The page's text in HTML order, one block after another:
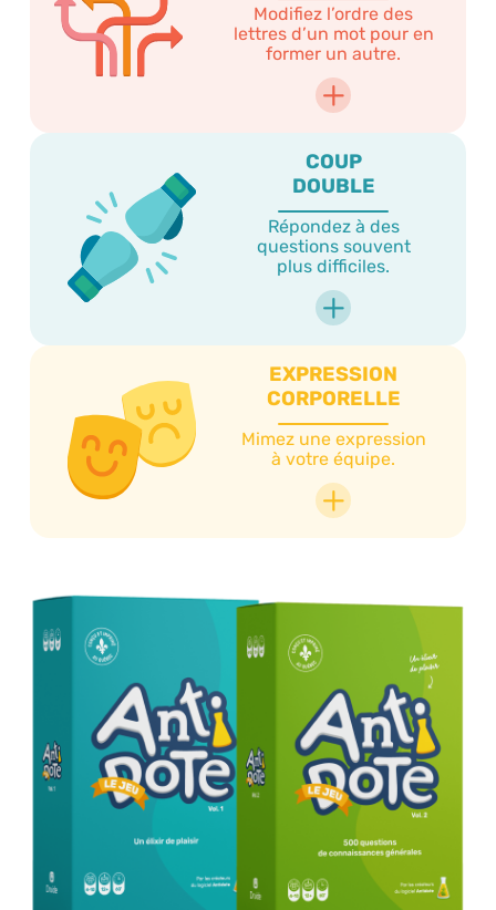
Modifiez l’ordre des
lettres d’un mot pour en
former un autre.
COUP
DOUBLE
Répondez à des
questions souvent
plus difficiles.
EXPRESSION
CORPORELLE
Mimez une expression
à votre équipe.